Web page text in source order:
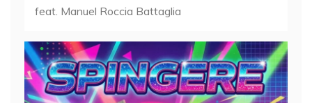
feat. Manuel Roccia Battaglia